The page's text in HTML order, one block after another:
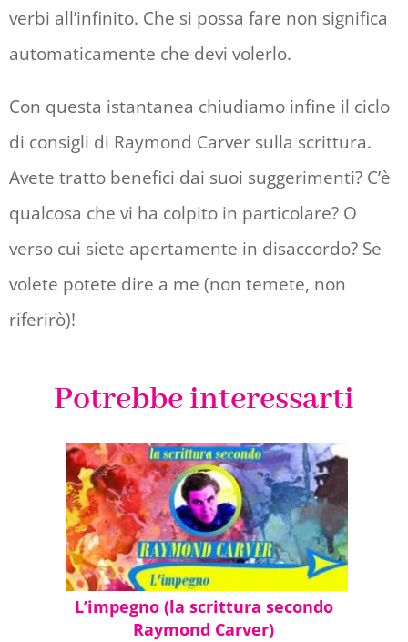
verbi all’infinito. Che si possa fare non significa
automaticamente che devi volerlo.
Con questa istantanea chiudiamo infine il ciclo
di consigli di Raymond Carver sulla scrittura.
Avete tratto benefici dai suoi suggerimenti? C’è
qualcosa che vi ha colpito in particolare? O
verso cui siete apertamente in disaccordo? Se
volete potete dire a me (non temete, non
riferirò)!
Potrebbe interessarti
L’impegno (la scrittura secondo
Raymond Carver)